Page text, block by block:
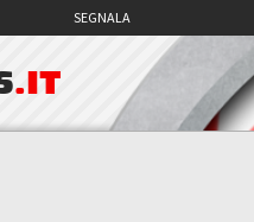
SEGNALA
.IT